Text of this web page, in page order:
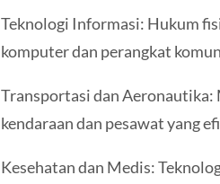
Teknologi Informasi: Hukum
komputer dan perangkat
Transportasi dan Aeronautika:
kendaraan dan pesawat yang
Kesehatan dan Medis: